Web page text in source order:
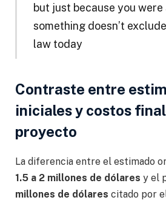
but just because you
something doesn’t
law today
Contraste entre
iniciales y costos
proyecto
La diferencia entre el estimado
1.5 a 2 millones de dólares y el
millones de dólares citado por